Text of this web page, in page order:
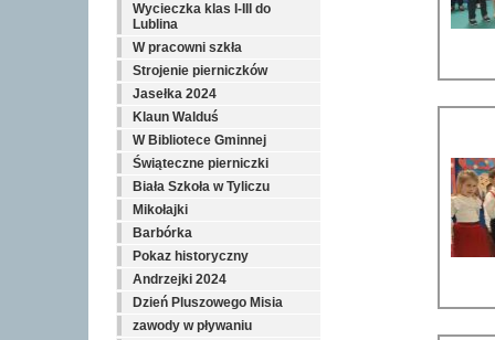
Wycieczka klas I-III do
Lublina
W pracowni szkła
Strojenie pierniczków
Jasełka 2024
Klaun Walduś
W Bibliotece Gminnej
Świąteczne pierniczki
Biała Szkoła w Tyliczu
Mikołajki
Barbórka
Pokaz historyczny
Andrzejki 2024
Dzień Pluszowego Misia
zawody w pływaniu